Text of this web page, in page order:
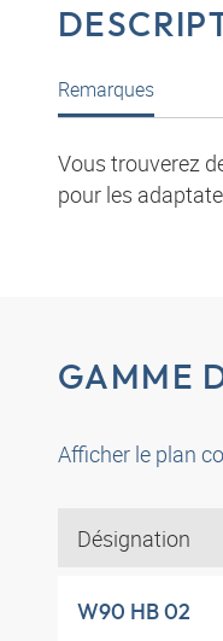
Remarques
Vous trouverez
pour les
GAMME
Afficher le plan
Désignation
W90 HB 02